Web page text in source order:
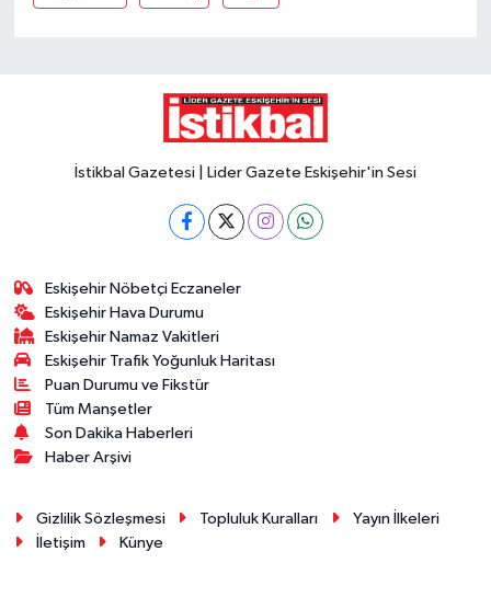
İstikbal Gazetesi | Lider Gazete Eskişehir'in Sesi
Eskişehir Nöbetçi Eczaneler
Eskişehir Hava Durumu
Eskişehir Namaz Vakitleri
Eskişehir Trafik Yoğunluk Haritası
Puan Durumu ve Fikstür
Tüm Manşetler
Son Dakika Haberleri
Haber Arşivi
Gizlilik Sözleşmesi Topluluk Kuralları
Yayın İlkeleri
İletişim
Künye